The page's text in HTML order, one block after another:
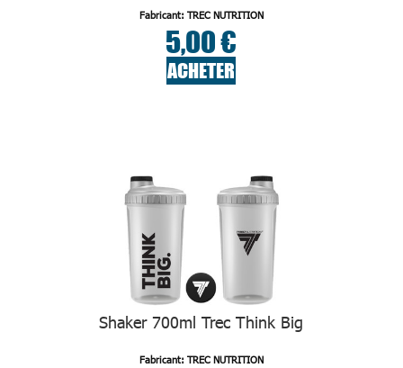
Fabricant: TREC NUTRITION
5,00 €
ACHETER
Shaker 700ml Trec Think Big
Fabricant: TREC NUTRITION